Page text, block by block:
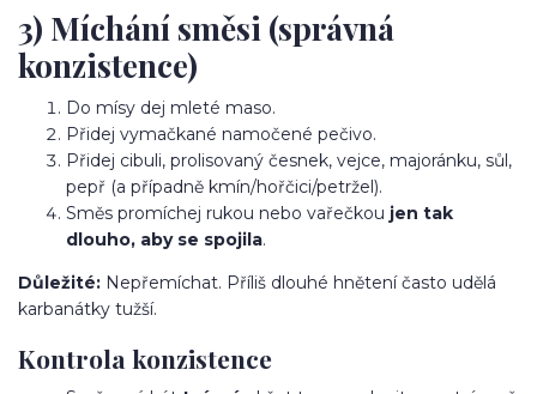
3) Míchání směsi (správná
konzistence)
Do mísy dej mleté maso.
Přidej vymačkané namočené pečivo.
Přidej cibuli, prolisovaný česnek, vejce, majoránku, sůl,
pepř (a případně kmín/hořčici/petržel).
Směs promíchej rukou nebo vařečkou jen tak
dlouho, aby se spojila.
Důležité: Nepřemíchat. Příliš dlouhé hnětení často udělá
karbanátky tužší.
Kontrola konzistence